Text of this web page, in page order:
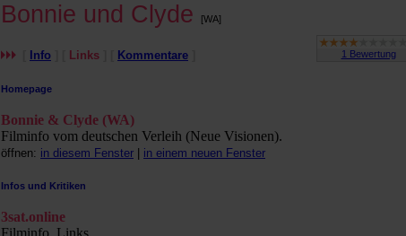
Bonnie und Clyde [WA]
Info Links Kommentare
Homepage
Bonnie & Clyde (WA)
Filminfo vom deutschen Verleih (Neue Visionen).
öffnen: in diesem Fenster in einem neuen Fenster
Infos und Kritiken
3sat.online
Filminfo, Links.